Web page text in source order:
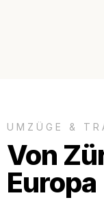
UMZÜGE &
Von
Europa